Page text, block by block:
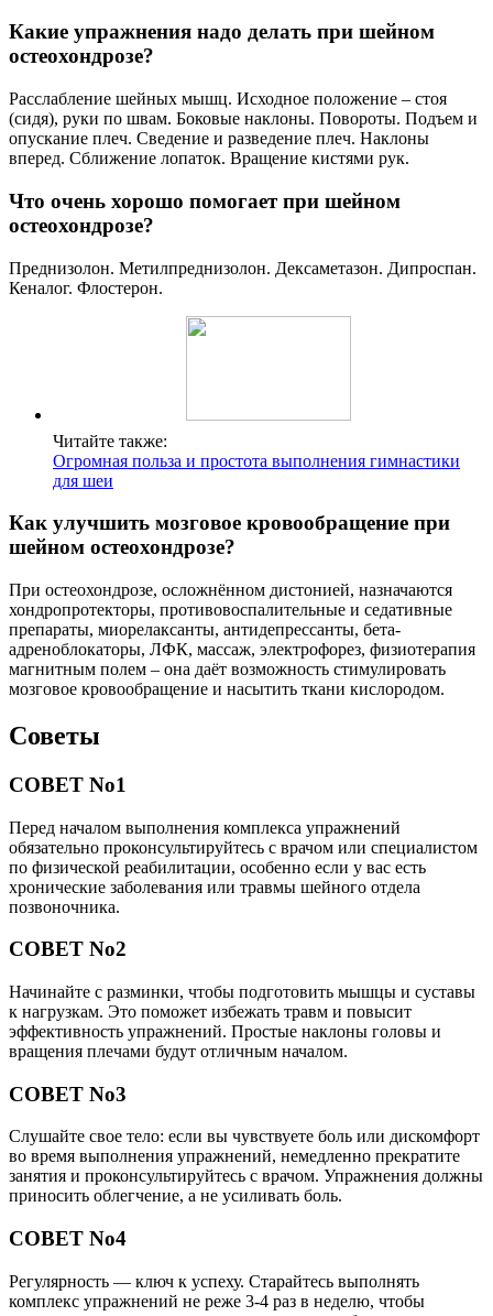
Какие упражнения надо делать при шейном
остеохондрозе?
Расслабление шейных мышц. Исходное положение – стоя
(сидя), руки по швам. Боковые наклоны. Повороты. Подъем и
опускание плеч. Сведение и разведение плеч. Наклоны
вперед. Сближение лопаток. Вращение кистями рук.
Что очень хорошо помогает при шейном
остеохондрозе?
Преднизолон. Метилпреднизолон. Дексаметазон. Дипроспан.
Кеналог. Флостерон.
Читайте также:
Огромная польза и простота выполнения гимнастики
для шеи
Как улучшить мозговое кровообращение при
шейном остеохондрозе?
При остеохондрозе, осложнённом дистонией, назначаются
хондропротекторы, противовоспалительные и седативные
препараты, миорелаксанты, антидепрессанты, бета-
адреноблокаторы, ЛФК, массаж, электрофорез, физиотерапия
магнитным полем – она даёт возможность стимулировать
мозговое кровообращение и насытить ткани кислородом.
Советы
СОВЕТ No1
Перед началом выполнения комплекса упражнений
обязательно проконсультируйтесь с врачом или специалистом
по физической реабилитации, особенно если у вас есть
хронические заболевания или травмы шейного отдела
позвоночника.
СОВЕТ No2
Начинайте с разминки, чтобы подготовить мышцы и суставы
к нагрузкам. Это поможет избежать травм и повысит
эффективность упражнений. Простые наклоны головы и
вращения плечами будут отличным началом.
СОВЕТ No3
Слушайте свое тело: если вы чувствуете боль или дискомфорт
во время выполнения упражнений, немедленно прекратите
занятия и проконсультируйтесь с врачом. Упражнения должны
приносить облегчение, а не усиливать боль.
СОВЕТ No4
Регулярность — ключ к успеху. Старайтесь выполнять
комплекс упражнений не реже 3-4 раз в неделю, чтобы